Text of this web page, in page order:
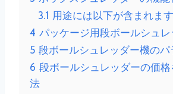
3.1 用途には以下が含まれま
4 パッケージ用段ボールシュ
5 段ボールシュレッダー機のパ
6 段ボールシュレッダーの価
法